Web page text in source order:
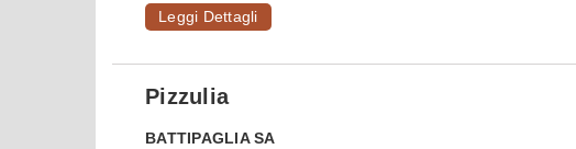
Leggi Dettagli
Pizzulia
BATTIPAGLIA SA